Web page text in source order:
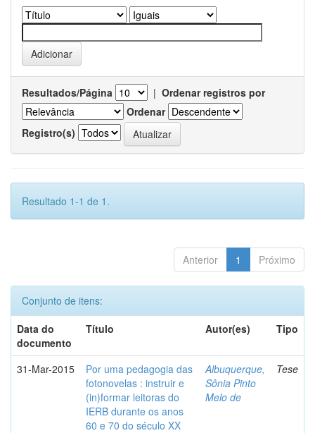
Resultados/Página | Ordenar registros por
Ordenar
Registro(s)
Resultado 1-1 de 1.
Anterior 1 Próximo
Conjunto de itens:
Data do
documento
Título Autor(es) Tipo
31-Mar-2015
Por uma pedagogia das
fotonovelas : instruir e
(in)formar leitoras do
IERB durante os anos
60 e 70 do século XX
Albuquerque,
Sônia Pinto
Melo de
Tese